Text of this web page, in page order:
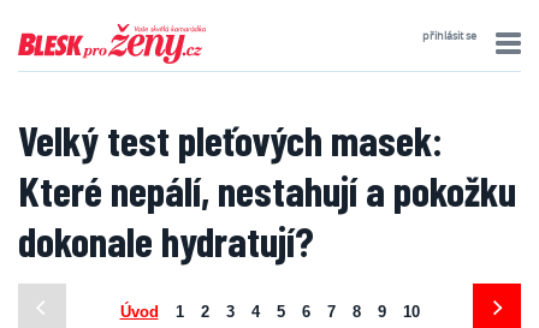
přihlásit se
Velký test pleťových masek:
Které nepálí, nestahují a pokožku
dokonale hydratují?
Úvod 1 2 3 4 5 6 7 8 9 10